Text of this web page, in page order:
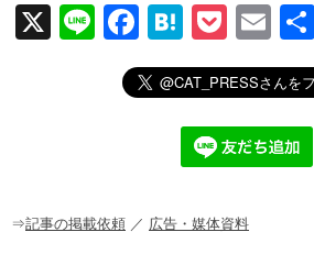
X
Li
F
a
c
o
H
at
e
n
a
P
o
ck
et
E
m
ail
⇒記事の掲載依頼 ／ 広告・媒体資料